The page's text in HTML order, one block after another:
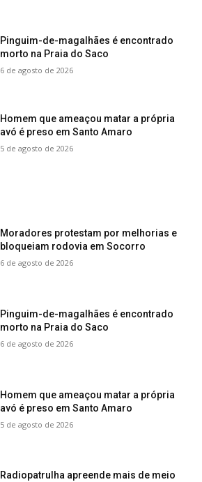
Pinguim-de-magalhães é encontrado
morto na Praia do Saco
6 de agosto de 2026
Homem que ameaçou matar a própria
avó é preso em Santo Amaro
5 de agosto de 2026
Moradores protestam por melhorias e
bloqueiam rodovia em Socorro
6 de agosto de 2026
Pinguim-de-magalhães é encontrado
morto na Praia do Saco
6 de agosto de 2026
Homem que ameaçou matar a própria
avó é preso em Santo Amaro
5 de agosto de 2026
Radiopatrulha apreende mais de meio